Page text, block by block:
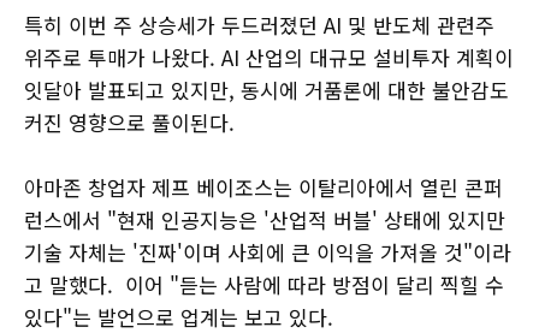
특히 이번 주 상승세가 두드러졌던 AI 및 반도체 관련주
위주로 투매가 나왔다. AI 산업의 대규모 설비투자 계획이
잇달아 발표되고 있지만, 동시에 거품론에 대한 불안감도
커진 영향으로 풀이된다.
아마존 창업자 제프 베이조스는 이탈리아에서 열린 콘퍼
런스에서 "현재 인공지능은 '산업적 버블' 상태에 있지만
기술 자체는 '진짜'이며 사회에 큰 이익을 가져올 것"이라
고 말했다. 이어 "듣는 사람에 따라 방점이 달리 찍힐 수
있다"는 발언으로 업계는 보고 있다.